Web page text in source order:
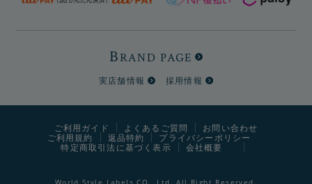
BRAND PAGE
実店舗情報 採用情報
ご利用ガイド よくあるご質問
お問い合わせ
ご利用規約
返品特約
プライバシーポリシー
特定商取引法に基づく表示
会社概要
World Style Labels CO., Ltd. All Right Reserved.